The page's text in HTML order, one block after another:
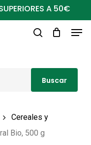
A 50€
Buscar
Cereales y
Bio, 500 g
Close